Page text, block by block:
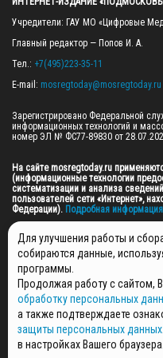
Учредители: ГАУ МО «Цифровые
Главный редактор — Попов И. А.
Тел.: +7(495)223-35-11
E-mail: mosregtoday@mosregtoday.ru
Зарегистрировано Федеральной
информационных технологий и
номер ЭЛ № ФС77-89830 от
На сайте mosregtoday.ru
(информационные технологии
систематизации и анализа
пользователей сети «Интернет»,
Федерации). Подробная информация
© 2026 ПРАВА НА ВСЕ МАТЕРИАЛЫ
МЕДИА" (ОГРН: 1255000059467).
ПОЛИТИКА ОБРАБОТКИ И
НОВОСТИ
ГАЗЕТЫ
РЕКЛАМОДАТЕЛЯМ
Для улучшения работы и
собираются данные,
программы.
Продолжая работу с сайтом,
обработку персональных
а также подтверждаете
защиты персональных данных
в настройках Вашего браузера.